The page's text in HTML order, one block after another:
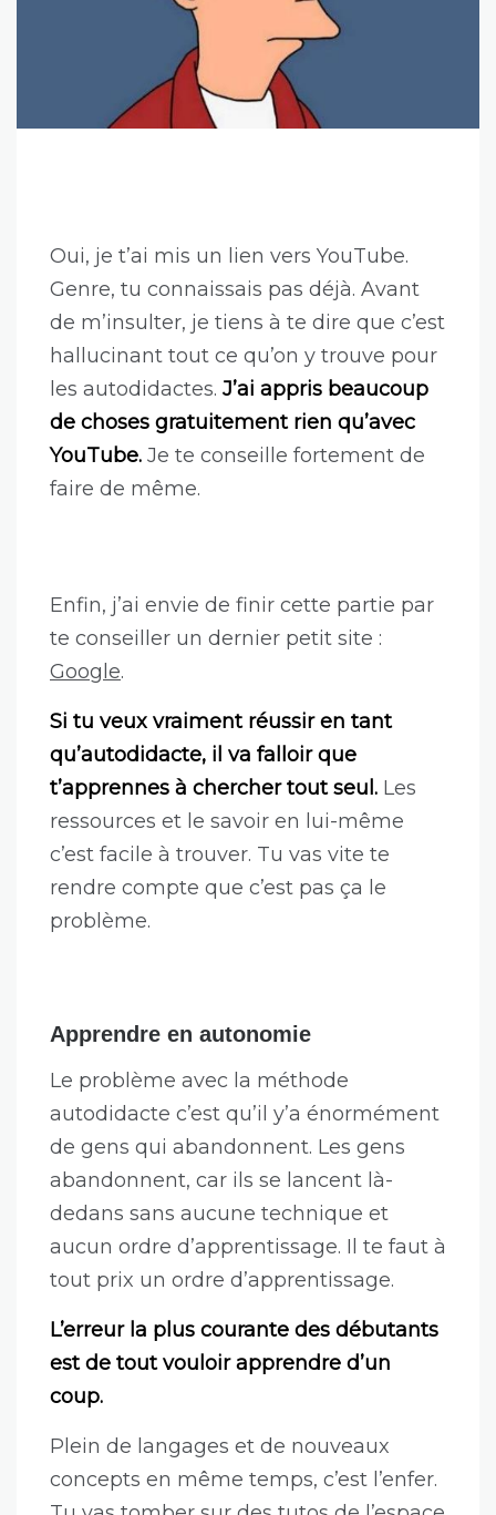
Oui, je t’ai mis un lien vers YouTube.
Genre, tu connaissais pas déjà. Avant
de m’insulter, je tiens à te dire que c’est
hallucinant tout ce qu’on y trouve pour
les autodidactes. J’ai appris beaucoup
de choses gratuitement rien qu’avec
YouTube. Je te conseille fortement de
faire de même.
Enfin, j’ai envie de finir cette partie par
te conseiller un dernier petit site :
Google.
Si tu veux vraiment réussir en tant
qu’autodidacte, il va falloir que
t’apprennes à chercher tout seul. Les
ressources et le savoir en lui-même
c’est facile à trouver. Tu vas vite te
rendre compte que c’est pas ça le
problème.
Apprendre en autonomie
Le problème avec la méthode
autodidacte c’est qu’il y’a énormément
de gens qui abandonnent. Les gens
abandonnent, car ils se lancent là-
dedans sans aucune technique et
aucun ordre d’apprentissage. Il te faut à
tout prix un ordre d’apprentissage.
L’erreur la plus courante des débutants
est de tout vouloir apprendre d’un
coup.
Plein de langages et de nouveaux
concepts en même temps, c’est l’enfer.